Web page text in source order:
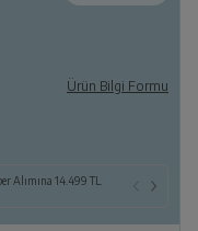
Ürün Bilgi Formu
Alımına 14.499 TL